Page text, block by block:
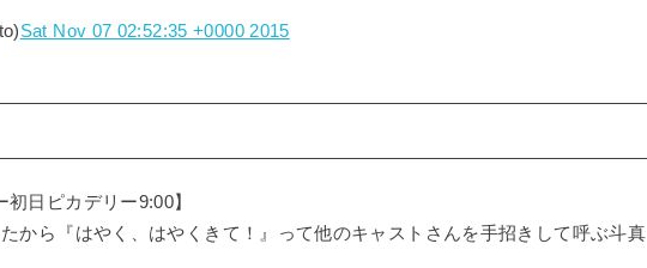
Sat Nov 07 02:52:35 +0000 2015
初日ピカデリー9:00】
から『はやく、はやくきて！』って他のキャストさんを手招きして呼ぶ斗真